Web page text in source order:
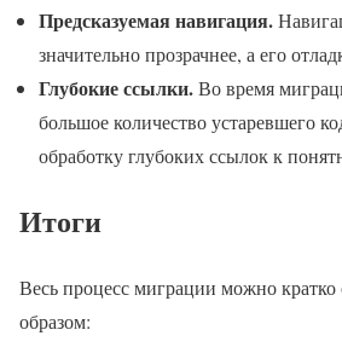
Предсказуемая навигация.
значительно прозрачнее, а его
Глубокие ссылки.Во время
большое количество устаревшего
обработку глубоких ссылок к
Итоги
Весь процесс миграции можно
образом: